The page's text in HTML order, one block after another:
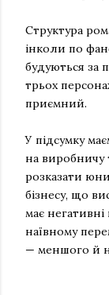
Структура
інколи по
будуються за
трьох
приємний.
У підсумку
на виробничу
розказати
бізнесу, що
має
наївному
— меншого й